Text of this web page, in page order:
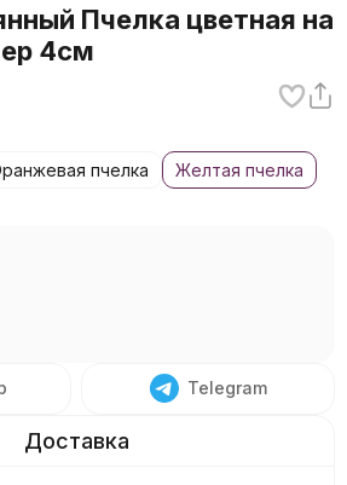
Пчелка цветная на
4см
пчелка
Желтая пчелка
Telegram